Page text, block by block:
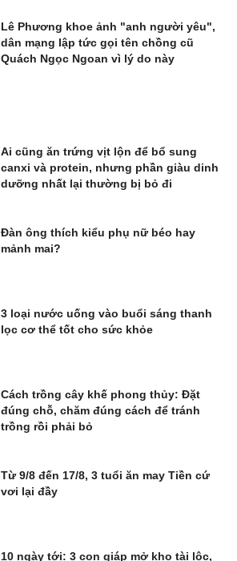
Lê Phương khoe ảnh "anh người yêu",
dân mạng lập tức gọi tên chồng cũ
Quách Ngọc Ngoan vì lý do này
Ai cũng ăn trứng vịt lộn để bổ sung
canxi và protein, nhưng phần giàu dinh
dưỡng nhất lại thường bị bỏ đi
Đàn ông thích kiểu phụ nữ béo hay
mảnh mai?
3 loại nước uống vào buổi sáng thanh
lọc cơ thể tốt cho sức khỏe
Cách trồng cây khế phong thủy: Đặt
đúng chỗ, chăm đúng cách để tránh
trồng rồi phải bỏ
Từ 9/8 đến 17/8, 3 tuổi ăn may Tiền cứ
vơi lại đầy
10 ngày tới: 3 con giáp mở kho tài lộc,